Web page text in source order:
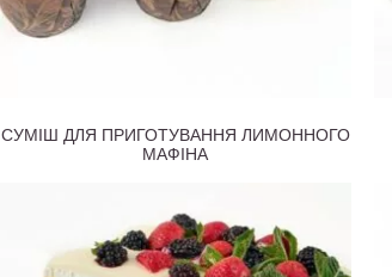
СУМІШ ДЛЯ ПРИГОТУВАННЯ ЛИМОННОГО
МАФІНА